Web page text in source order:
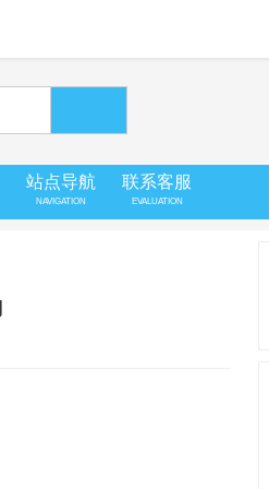
站点导航
NAVIGATION
联系客服
EVALUATION